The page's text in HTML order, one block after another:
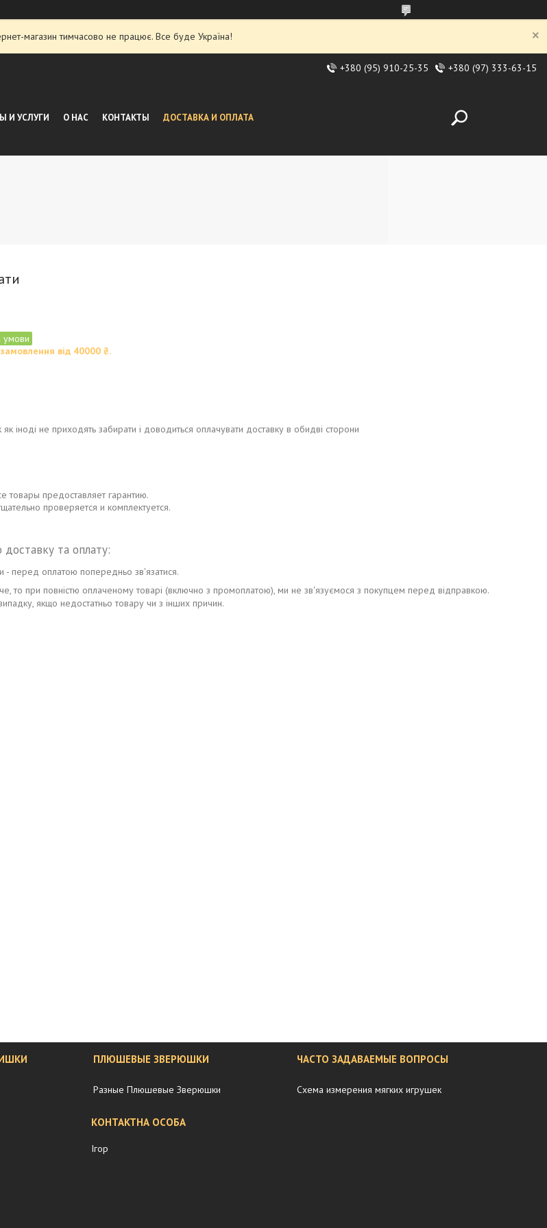
магазин тимчасово не працює. Все буде Україна!
+380 (95) 910-25-35 +380 (97) 333-63-15
И УСЛУГИ О НАС КОНТАКТЫ ДОСТАВКА И ОПЛАТА
умови
від 40000 ₴.
іноді не приходять забирати і доводиться оплачувати доставку в обидві сторони
товары предоставляет гарантию.
проверяется и комплектуется.
- перед оплатою попередньо зв'язатися.
то при повністю оплаченому товарі (включно з промоплатою), ми не зв'язуємося з покупцем перед відправкою.
якщо недостатньо товару чи з інших причин.
ПЛЮШЕВЫЕ ЗВЕРЮШКИ
Разные Плюшевые Зверюшки
ЧАСТО ЗАДАВАЕМЫЕ ВОПРОСЫ
Схема измерения мягких игрушек
Ігор